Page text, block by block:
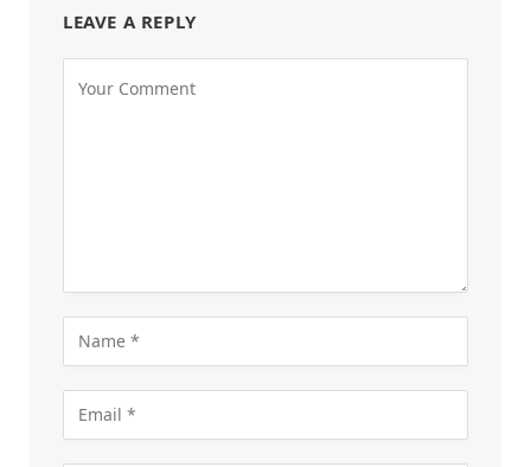
LEAVE A REPLY